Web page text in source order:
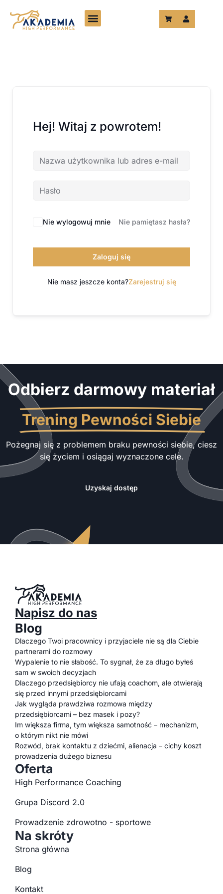
treści
Hej! Witaj z powrotem!
Nie wylogowuj mnie Nie pamiętasz hasła?
Zaloguj się
Nie masz jeszcze konta?Zarejestruj się
Odbierz darmowy materiał
Trening Pewności Siebie
Pożegnaj się z problemem braku pewności siebie, ciesz
się życiem i osiągaj wyznaczone cele.
Uzyskaj dostęp
Napisz do nas
Blog
Dlaczego Twoi pracownicy i przyjaciele nie są dla Ciebie
partnerami do rozmowy
Wypalenie to nie słabość. To sygnał, że za długo byłeś
sam w swoich decyzjach
Dlaczego przedsiębiorcy nie ufają coachom, ale otwierają
się przed innymi przedsiębiorcami
Jak wygląda prawdziwa rozmowa między
przedsiębiorcami – bez masek i pozy?
Im większa firma, tym większa samotność – mechanizm,
o którym nikt nie mówi
Rozwód, brak kontaktu z dziećmi, alienacja – cichy koszt
prowadzenia dużego biznesu
Oferta
High Performance Coaching
Grupa Discord 2.0
Prowadzenie zdrowotno - sportowe
Na skróty
Strona główna
Blog
Kontakt